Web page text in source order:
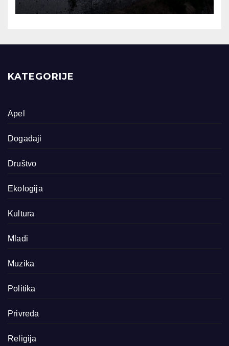
KATEGORIJE
Apel
Događaji
Društvo
Ekologija
Kultura
Mladi
Muzika
Politika
Privreda
Religija